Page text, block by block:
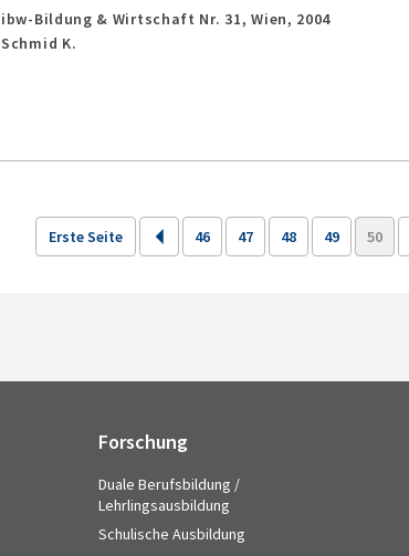
ibw-Bildung & Wirtschaft Nr. 31,Wien, 2004
Schmid K.
Erste Seite 46 47 48 49 50
Forschung
Duale Berufsbildung /
Lehrlingsausbildung
Schulische Ausbildung